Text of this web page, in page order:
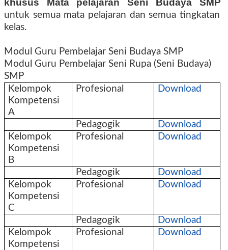
khusus Mata pelajaran Seni Budaya SMP
untuk semua mata pelajaran dan semua tingkatan
kelas.
Modul Guru Pembelajar Seni Budaya SMP
Modul Guru Pembelajar Seni Rupa (Seni Budaya)
SMP
Kelompok
Kompetensi
A
Profesional Download
Pedagogik
Download
Kelompok
Kompetensi
B
Profesional Download
Pedagogik
Download
Kelompok
Kompetensi
C
Profesional Download
Pedagogik
Download
Kelompok
Kompetensi
Profesional Download